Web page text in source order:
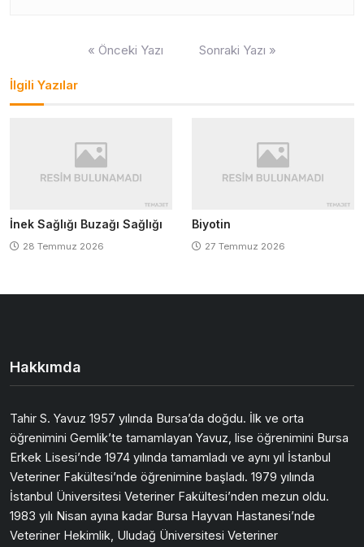
« Önceki Yazı Sonraki Yazı »
İlgili Yazılar
İnek Sağlığı Buzağı Sağlığı
28 Temmuz 2026
Biyotin
27 Temmuz 2026
Hakkımda
Tahir S. Yavuz 1957 yılında Bursa’da doğdu. İlk ve orta
öğrenimini Gemlik’te tamamlayan Yavuz, lise öğrenimini Bursa
Erkek Lisesi’nde 1974 yılında tamamladı ve aynı yıl İstanbul
Veteriner Fakültesi’nde öğrenimine başladı. 1979 yılında
İstanbul Üniversitesi Veteriner Fakültesi’nden mezun oldu.
1983 yılı Nisan ayına kadar Bursa Hayvan Hastanesi’nde
Veteriner Hekimlik, Uludağ Üniversitesi Veteriner